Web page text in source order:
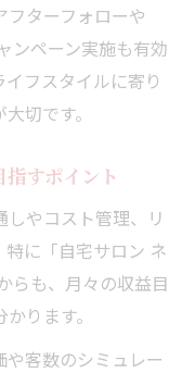
フターフォローや
ンペーン実施も有効
フスタイルに寄り
切です。
すポイント
やコスト管理、リ
に「自宅サロン ネ
らも、月々の収益目
ります。
客数のシミュレー